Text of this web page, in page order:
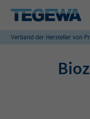
Verband der Hersteller von